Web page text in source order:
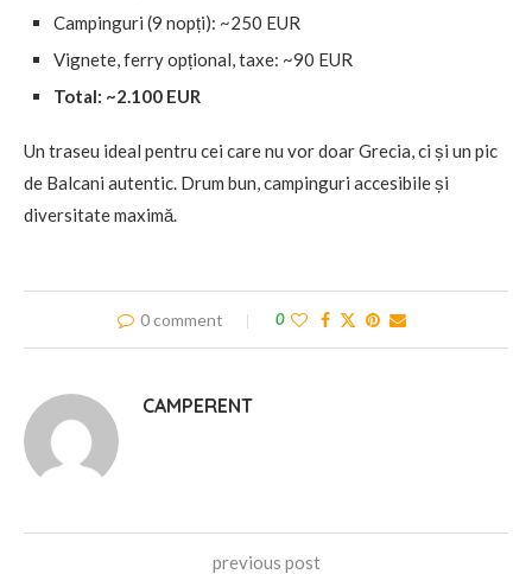
Campinguri (9 nopți): ~250 EUR
Vignete, ferry opțional, taxe: ~90 EUR
Total: ~2.100 EUR
Un traseu ideal pentru cei care nu vor doar Grecia, ci și un pic
de Balcani autentic. Drum bun, campinguri accesibile și
diversitate maximă.
0 comment 0
CAMPERENT
previous post